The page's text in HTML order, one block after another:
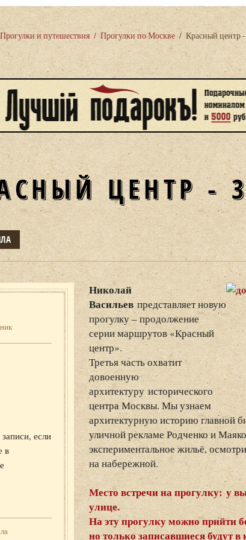
Прогулки и путешествия / Прогулки по Москве / Красный центр
ЦЕНТР -
если
в
Николай
Васильев представляет новую
прогулку – продолжение
серии маршрутов «Красный
центр».
Третья часть охватит
довоенную
архитектуру исторического
центра Москвы. Мы узнаем
архитектурную историю главной
уличной рекламе Родченко и
экспериментальное жильё,
на набережной.
Место встречи на прогулку: у
улице.
На эту прогулку можно прийти
но только записавшиеся будут